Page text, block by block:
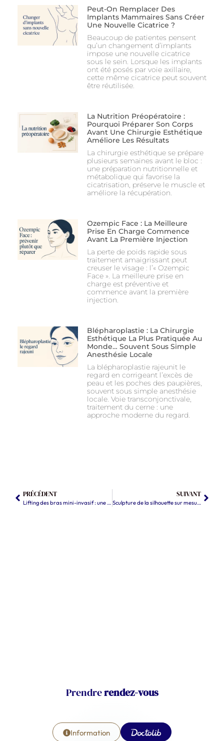
Peut-On Remplacer Des
Implants Mammaires Sans Créer
Une Nouvelle Cicatrice ?
Beaucoup de patientes pensent
qu’un changement d’implants
impose une nouvelle cicatrice
sous le sein. Lorsque les implants
ont été posés par voie axillaire,
cette même cicatrice peut souvent
être réutilisée.
La Nutrition Préopératoire :
Pourquoi Préparer Son Corps
Avant Une Chirurgie Esthétique
Améliore Les Résultats
La chirurgie esthétique se prépare
plusieurs semaines avant le bloc :
une préparation nutritionnelle et
métabolique qui favorise la
cicatrisation, préserve le muscle et
améliore la récupération.
Ozempic Face : La Meilleure
Prise En Charge Commence
Avant La Première Injection
La perte de poids rapide sous
traitement amaigrissant peut
creuser le visage : l’« Ozempic
Face ». La meilleure prise en
charge est préventive et
commence avant la première
injection.
Blépharoplastie : La Chirurgie
Esthétique La Plus Pratiquée Au
Monde… Souvent Sous Simple
Anesthésie Locale
La blépharoplastie rajeunit le
regard en corrigeant l’excès de
peau et les poches des paupières,
souvent sous simple anesthésie
locale. Voie transconjonctivale,
traitement du cerne : une
approche moderne du regard.
PRÉCÉDENT
Lifting des bras mini-invasif : une technique innovante pour un résultat naturel
SUIVANT
Sculpture de la silhouette sur mesure : protocole en 3 étapes
Prendrerendez-vous
Information